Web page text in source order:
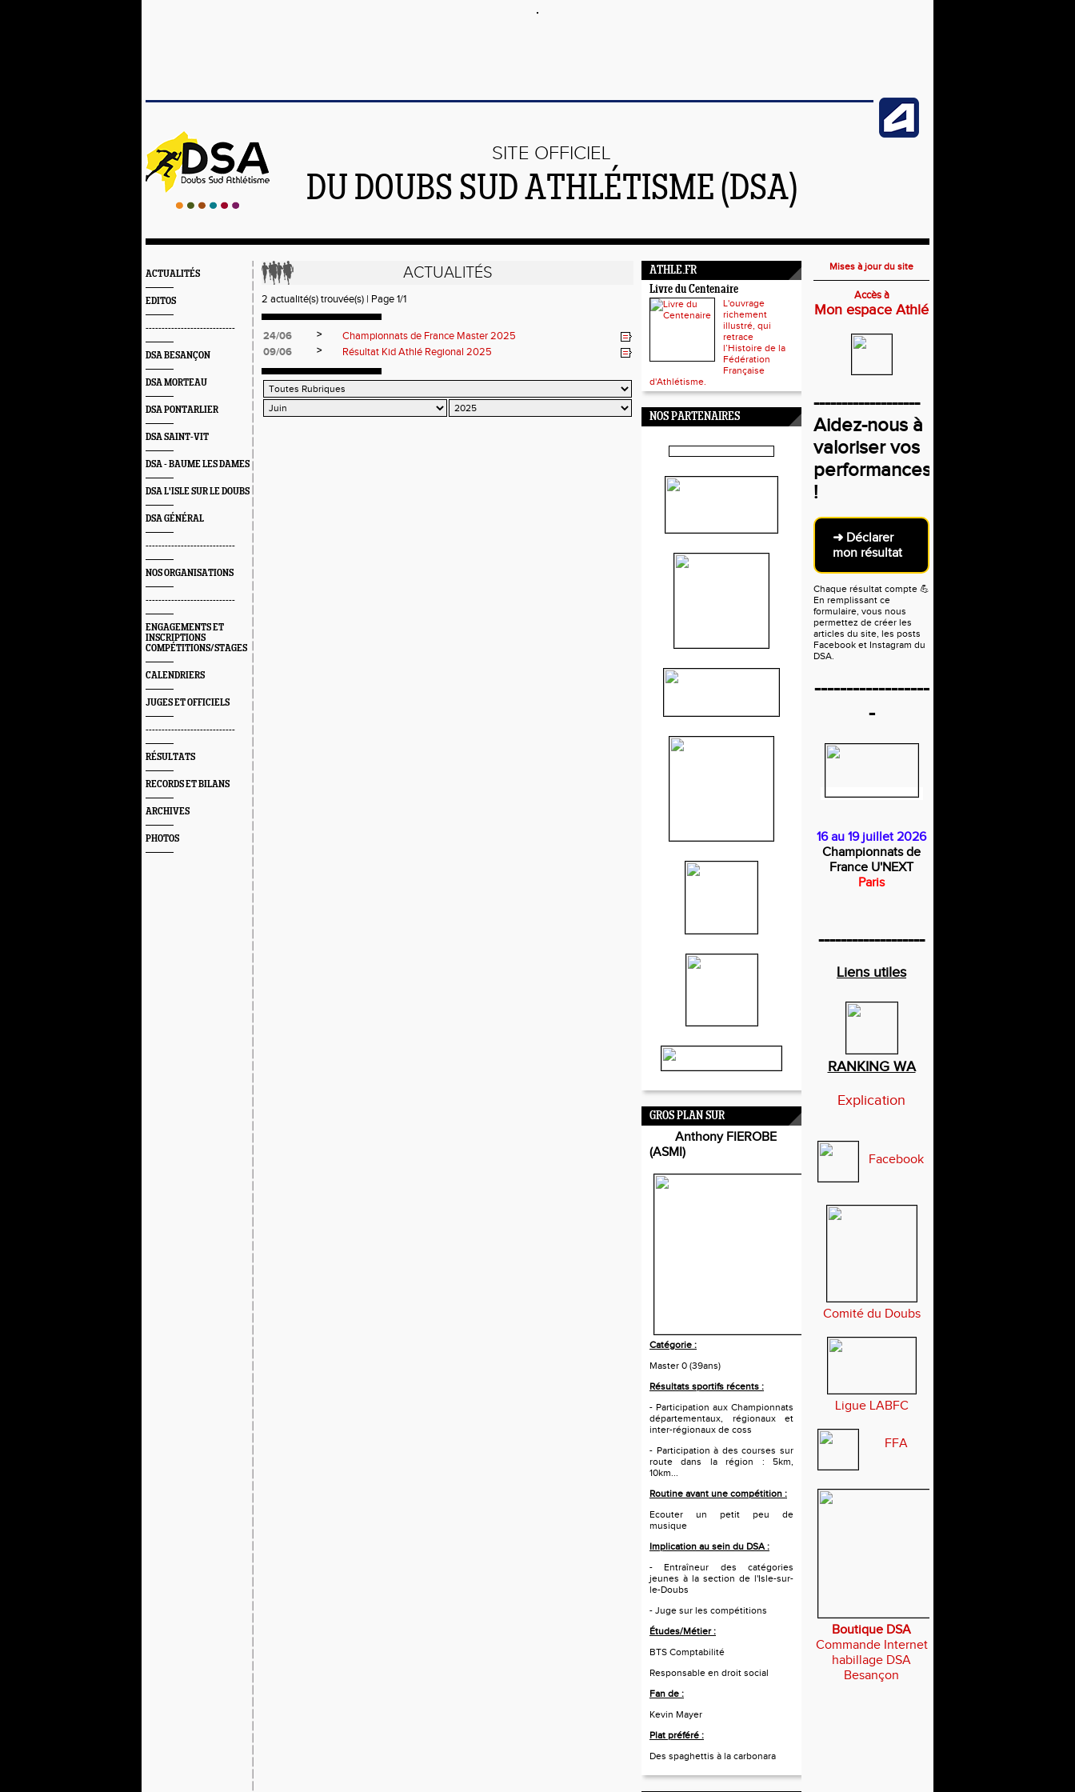
SITE OFFICIEL
DU DOUBS SUD ATHLÉTISME (DSA)
ACTUALITÉS
EDITOS
----------------------------
DSA BESANÇON
DSA MORTEAU
DSA PONTARLIER
DSA SAINT-VIT
DSA - BAUME LES DAMES
DSA L'ISLE SUR LE DOUBS
DSA GÉNÉRAL
----------------------------
NOS ORGANISATIONS
----------------------------
ENGAGEMENTS ET
INSCRIPTIONS
COMPÉTITIONS/STAGES
CALENDRIERS
JUGES ET OFFICIELS
----------------------------
RÉSULTATS
RECORDS ET BILANS
ARCHIVES
PHOTOS
ACTUALITÉS
2 actualité(s) trouvée(s) | Page 1/1
24/06 >
Championnats de France Master 2025
09/06
> Résultat Kid Athlé Regional 2025
ATHLE.FR
Livre du Centenaire
L'ouvrage
richement
illustré, qui
retrace
l’Histoire de la
Fédération
Française
d'Athlétisme.
NOS PARTENAIRES
GROS PLAN SUR
Anthony FIEROBE
(ASMI)
Catégorie :
Master 0 (39ans)
Résultats sportifs récents :
- Participation aux Championnats
départementaux, régionaux et
inter-régionaux de coss
- Participation à des courses sur
route dans la région : 5km,
10km...
Routine avant une compétition :
Ecouter un petit peu de
musique
Implication au sein du DSA :
- Entraîneur des catégories
jeunes à la section de l'Isle-sur-
le-Doubs
- Juge sur les compétitions
Études/Métier :
BTS Comptabilité
Responsable en droit social
Fan de :
Kevin Mayer
Plat préféré :
Des spaghettis à la carbonara
Mises à jour du site
Accès à
Mon espace Athlé
-------------------
Aidez-nous à
valoriser vos
performances
!
➜ Déclarer
mon résultat
Chaque résultat compte 💪
En remplissant ce
formulaire, vous nous
permettez de créer les
articles du site, les posts
Facebook et Instagram du
DSA.
------------------
-
16 au 19 juillet 2026
Championnats de
France U'NEXT
Paris
-------------------
Liens utiles
RANKING WA
Explication
Facebook
Comité du Doubs
Ligue LABFC
FFA
Boutique DSA
Commande Internet
habillage DSA
Besançon